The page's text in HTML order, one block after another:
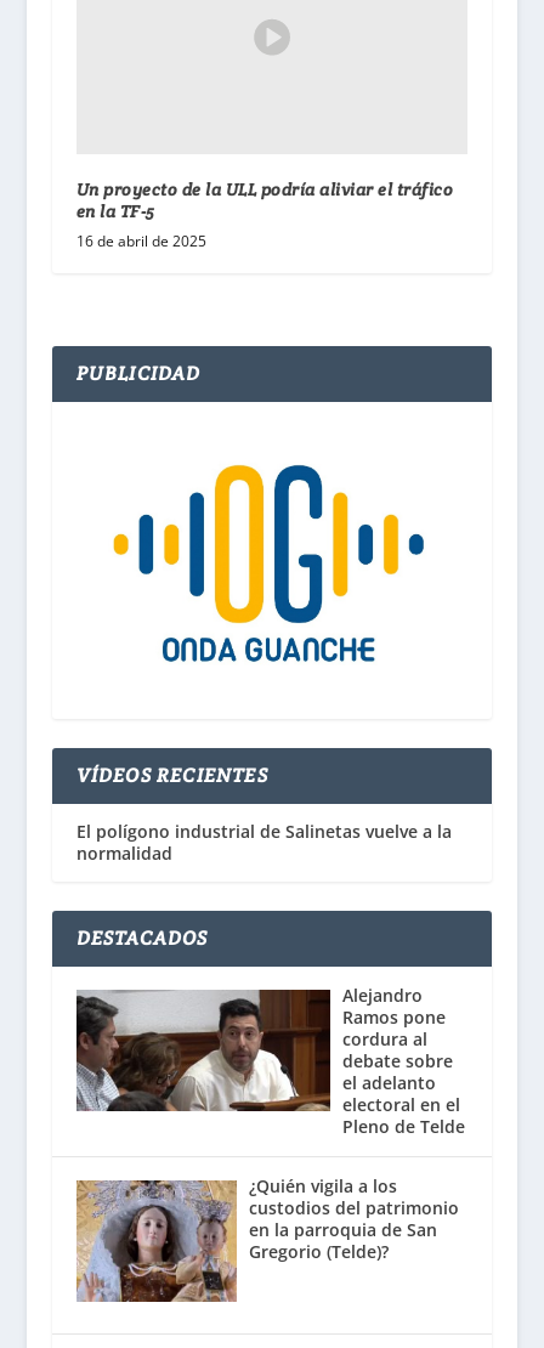
Un proyecto de la ULL podría aliviar el tráfico
en la TF-5
16 de abril de 2025
PUBLICIDAD
VÍDEOS RECIENTES
El polígono industrial de Salinetas vuelve a la
normalidad
DESTACADOS
Alejandro
Ramos pone
cordura al
debate sobre
el adelanto
electoral en el
Pleno de Telde
¿Quién vigila a los
custodios del patrimonio
en la parroquia de San
Gregorio (Telde)?